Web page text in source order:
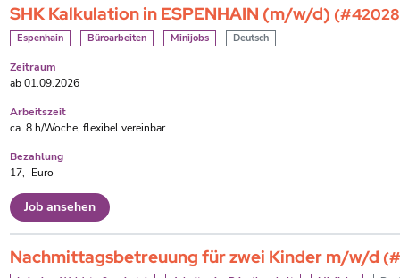
SHK Kalkulation in ESPENHAIN (m/w/d)
Espenhain Büroarbeiten Minijobs Deutsch
Zeitraum
ab 01.09.2026
Arbeitszeit
ca. 8 h/Woche, flexibel vereinbar
Bezahlung
17,- Euro
Job ansehen
Nachmittagsbetreuung für zwei Kinder m/w/d